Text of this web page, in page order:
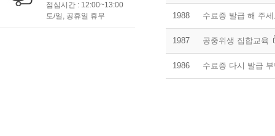
점심시간 : 12:00~13:00
토/일, 공휴일 휴무
1988 수료증 발급 해 주
1987 공중위생 집합교육
1986 수료증 다시 발급